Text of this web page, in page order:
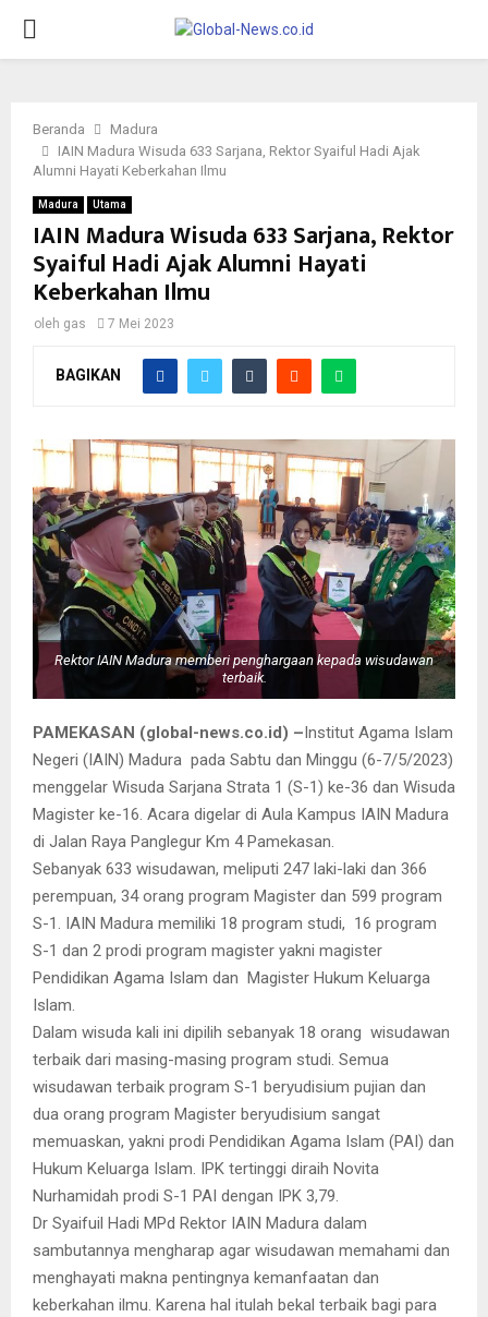
PRIMARY
Beranda
Madura
IAIN Madura Wisuda 633 Sarjana, Rektor Syaiful Hadi Ajak
Alumni Hayati Keberkahan Ilmu
Madura Utama
IAIN Madura Wisuda 633 Sarjana, Rektor
Syaiful Hadi Ajak Alumni Hayati
Keberkahan Ilmu
oleh gas 7 Mei 2023
BAGIKAN
Rektor IAIN Madura memberi penghargaan kepada wisudawan
terbaik.
PAMEKASAN (global-news.co.id) –Institut Agama Islam
Negeri (IAIN) Madura pada Sabtu dan Minggu (6-7/5/2023)
menggelar Wisuda Sarjana Strata 1 (S-1) ke-36 dan Wisuda
Magister ke-16. Acara digelar di Aula Kampus IAIN Madura
di Jalan Raya Panglegur Km 4 Pamekasan.
Sebanyak 633 wisudawan, meliputi 247 laki-laki dan 366
perempuan, 34 orang program Magister dan 599 program
S-1. IAIN Madura memiliki 18 program studi, 16 program
S-1 dan 2 prodi program magister yakni magister
Pendidikan Agama Islam dan Magister Hukum Keluarga
Islam.
Dalam wisuda kali ini dipilih sebanyak 18 orang wisudawan
terbaik dari masing-masing program studi. Semua
wisudawan terbaik program S-1 beryudisium pujian dan
dua orang program Magister beryudisium sangat
memuaskan, yakni prodi Pendidikan Agama Islam (PAI) dan
Hukum Keluarga Islam. IPK tertinggi diraih Novita
Nurhamidah prodi S-1 PAI dengan IPK 3,79.
Dr Syaifuil Hadi MPd Rektor IAIN Madura dalam
sambutannya mengharap agar wisudawan memahami dan
menghayati makna pentingnya kemanfaatan dan
keberkahan ilmu. Karena hal itulah bekal terbaik bagi para